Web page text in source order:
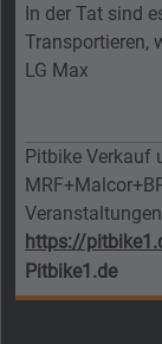
In der Tat sind
Transportieren,
LG Max
Pitbike Verkauf
https://
Pitbike1.de